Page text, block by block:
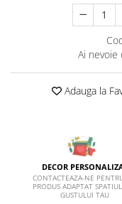
Ai nevoie
Adauga la
DECOR
CONTACTEAZA-NE
PRODUS ADAPTAT
GUSTULUI TAU